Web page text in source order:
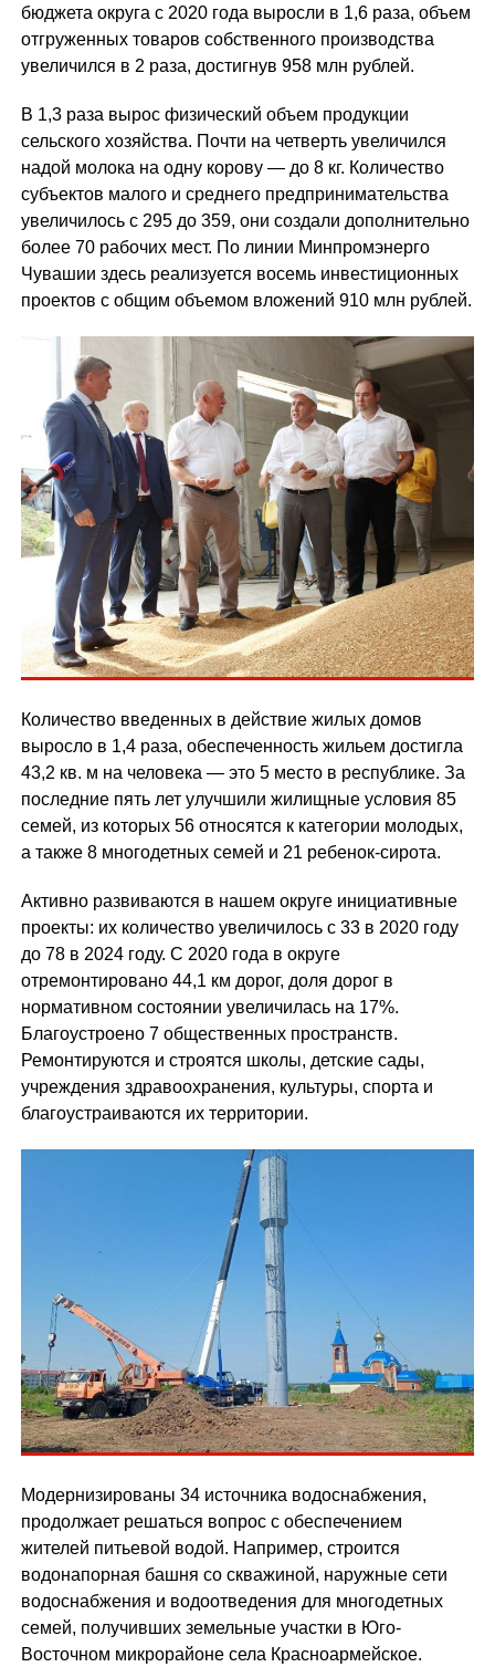
бюджета округа с 2020 года выросли в 1,6 раза, объем
отгруженных товаров собственного производства
увеличился в 2 раза, достигнув 958 млн рублей.
В 1,3 раза вырос физический объем продукции
сельского хозяйства. Почти на четверть увеличился
надой молока на одну корову — до 8 кг. Количество
субъектов малого и среднего предпринимательства
увеличилось с 295 до 359, они создали дополнительно
более 70 рабочих мест. По линии Минпромэнерго
Чувашии здесь реализуется восемь инвестиционных
проектов с общим объемом вложений 910 млн рублей.
Количество введенных в действие жилых домов
выросло в 1,4 раза, обеспеченность жильем достигла
43,2 кв. м на человека — это 5 место в республике. За
последние пять лет улучшили жилищные условия 85
семей, из которых 56 относятся к категории молодых,
а также 8 многодетных семей и 21 ребенок-сирота.
Активно развиваются в нашем округе инициативные
проекты: их количество увеличилось с 33 в 2020 году
до 78 в 2024 году. С 2020 года в округе
отремонтировано 44,1 км дорог, доля дорог в
нормативном состоянии увеличилась на 17%.
Благоустроено 7 общественных пространств.
Ремонтируются и строятся школы, детские сады,
учреждения здравоохранения, культуры, спорта и
благоустраиваются их территории.
Модернизированы 34 источника водоснабжения,
продолжает решаться вопрос с обеспечением
жителей питьевой водой. Например, строится
водонапорная башня со скважиной, наружные сети
водоснабжения и водоотведения для многодетных
семей, получивших земельные участки в Юго-
Восточном микрорайоне села Красноармейское.